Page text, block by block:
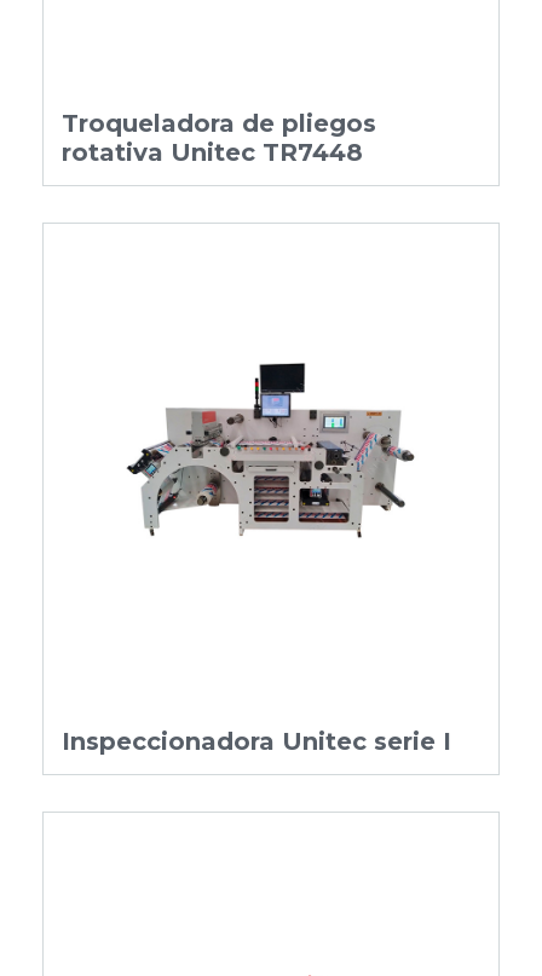
Troqueladora de pliegos
rotativa Unitec TR7448
Inspeccionadora Unitec serie I